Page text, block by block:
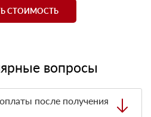
СТОИМОСТЬ
вопросы
после получения